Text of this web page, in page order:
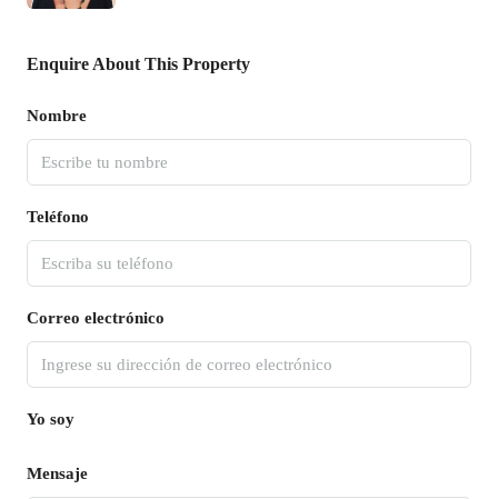
Enquire About This Property
Nombre
Teléfono
Correo electrónico
Yo soy
Mensaje